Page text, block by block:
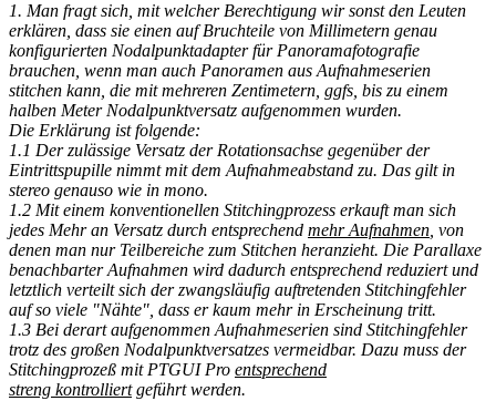
1. Man fragt sich, mit welcher Berechtigung wir sonst den Leuten
erklären, dass sie einen auf Bruchteile von Millimetern genau
konfigurierten Nodalpunktadapter für Panoramafotografie
brauchen, wenn man auch Panoramen aus Aufnahmeserien
stitchen kann, die mit mehreren Zentimetern, ggfs, bis zu einem
halben Meter Nodalpunktversatz aufgenommen wurden.
Die Erklärung ist folgende:
1.1 Der zulässige Versatz der Rotationsachse gegenüber der
Eintrittspupille nimmt mit dem Aufnahmeabstand zu. Das gilt in
stereo genauso wie in mono.
1.2 Mit einem konventionellen Stitchingprozess erkauft man sich
jedes Mehr an Versatz durch entsprechend mehr Aufnahmen , von
denen man nur Teilbereiche zum Stitchen heranzieht. Die Parallaxe
benachbarter Aufnahmen wird dadurch entsprechend reduziert und
letztlich verteilt sich der zwangsläufig auftretenden Stitchingfehler
auf so viele "Nähte", dass er kaum mehr in Erscheinung tritt.
1.3 Bei derart aufgenommen Aufnahmeserien sind Stitchingfehler
trotz des großen Nodalpunktversatzes vermeidbar. Dazu muss der
Stitchingprozeß mit PTGUI Pro entsprechend
streng kontrolliertgeführt werden.